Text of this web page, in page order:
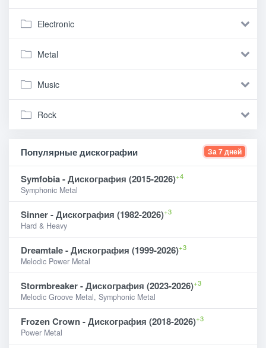
Electronic
Metal
Music
Rock
Популярные дискографии За 7 дней
Symfobia - Дискография (2015-2026)+4
Symphonic Metal
Sinner - Дискография (1982-2026)+3
Hard & Heavy
Dreamtale - Дискография (1999-2026)+3
Melodic Power Metal
Stormbreaker - Дискография (2023-2026)+3
Melodic Groove Metal, Symphonic Metal
Frozen Crown - Дискография (2018-2026)+3
Power Metal